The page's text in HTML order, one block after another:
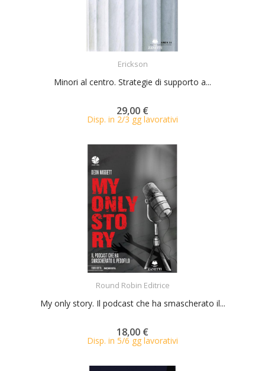
Erickson
Minori al centro. Strategie di supporto a...
29,00 €
Disp. in 2/3 gg lavorativi
Round Robin Editrice
My only story. Il podcast che ha smascherato il...
18,00 €
Disp. in 5/6 gg lavorativi